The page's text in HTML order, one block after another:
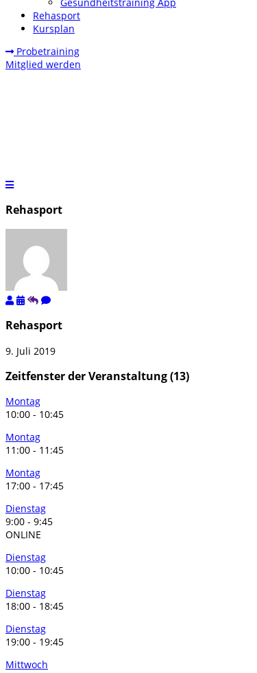
Rehasport
Kursplan
Probetraining
Mitglied werden
Rehasport
Rehasport
9. Juli 2019
Zeitfenster der Veranstaltung (13)
Montag
10:00 - 10:45
Montag
11:00 - 11:45
Montag
17:00 - 17:45
Dienstag
9:00 - 9:45
ONLINE
Dienstag
10:00 - 10:45
Dienstag
18:00 - 18:45
Dienstag
19:00 - 19:45
Mittwoch